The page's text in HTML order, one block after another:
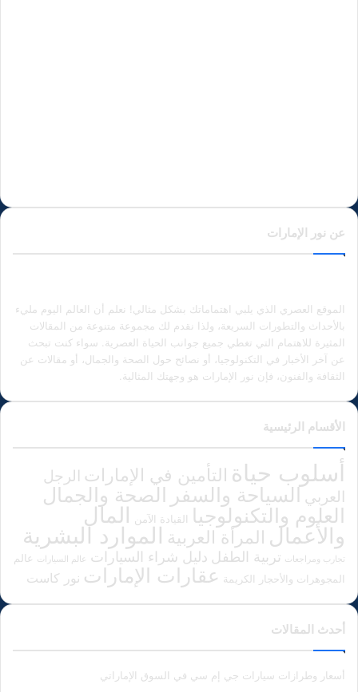
عن نور الإمارات
الموقع العصري الذي يلبي اهتماماتك بشكل مثالي! نعلم أن العالم اليوم مليء
بالأحداث والتطورات السريعة، ولذا نقدم لك مجموعة متنوعة من المقالات
المثيرة للاهتمام التي تغطي جميع جوانب الحياة العصرية. سواء كنت تبحث
عن آخر الأخبار في التكنولوجيا، أو نصائح حول الصحة والجمال، أو مقالات عن
الثقافة والفنون، فإن نور الإمارات هو وجهتك المثالية.
الأقسام الرئيسية
أسلوب حياة التأمين في الإمارات
الرجل
العربي السياحة والسفر الصحة والجمال
العلوم والتكنولوجيا
القيادة الآمن المال
والأعمال المرأة العربية الموارد البشرية
تجارب ومراجعات تربية الطفل دليل شراء السيارات عالم السيارات عالم
المجوهرات والأحجار الكريمة عقارات الإمارات نور كاست
أحدث المقالات
أسعار وطرازات سيارات جي إم سي في السوق الإماراتي